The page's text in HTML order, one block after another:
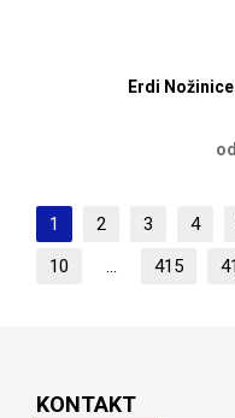
Erdi
1 2 3 4
10
... 415
KONTAKT